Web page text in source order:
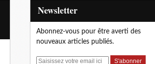
Newsletter
Abonnez-vous pour être averti des
nouveaux articles publiés.
E